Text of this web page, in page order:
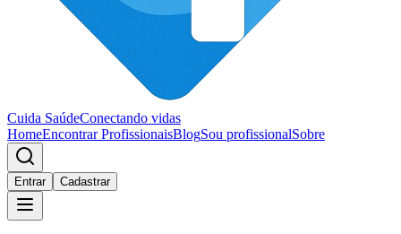
Cuida SaúdeConectando vidas
HomeEncontrar ProfissionaisBlogSou profissionalSobre
Entrar Cadastrar